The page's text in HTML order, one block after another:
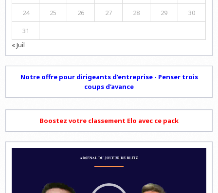
24 25 26 27 28 29 30
31
« Juil
Notre offre pour dirigeants d'entreprise - Penser trois
coups d'avance
Boostez votre classement Elo avec ce pack